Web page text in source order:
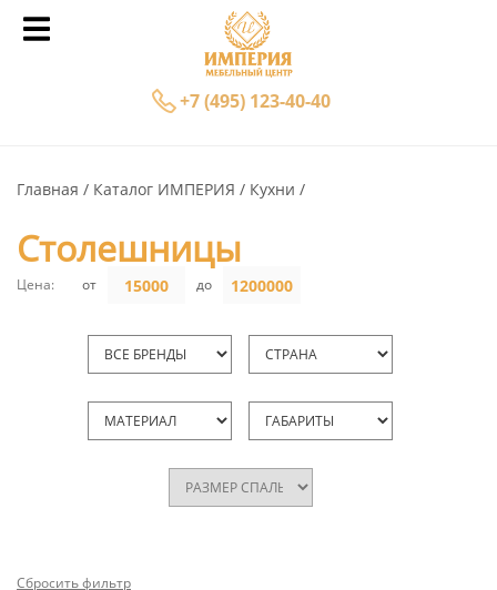
+7 (495) 123-40-40
Главная Каталог ИМПЕРИЯ Кухни
Столешницы
Цена: от до
Сбросить фильтр